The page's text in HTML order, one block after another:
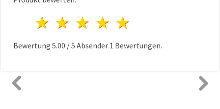
4 Sterne
3 Sterne
2 Sterne
1 Stern
Bewertung 5.00 /5 Absender 1 Bewertungen.